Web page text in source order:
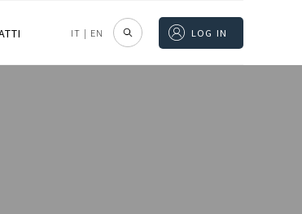
IT | EN LOG IN